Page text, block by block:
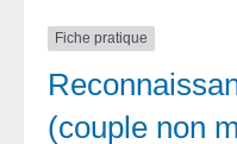
Fiche pratique
(couple non